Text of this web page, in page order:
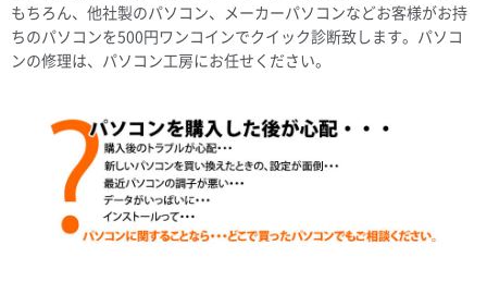
もちろん、他社製のパソコン、メーカーパソコンなどお客様がお持
ちのパソコンを500円ワンコインでクイック診断致します。パソコ
ンの修理は、パソコン工房にお任せください。